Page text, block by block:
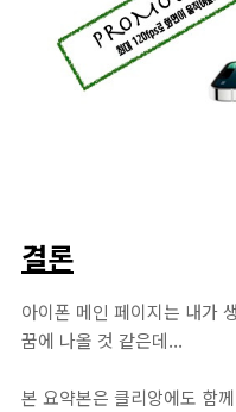
결론
아이폰 메인 페이지는 내가
꿈에 나올 것 같은데...
본 요약본은 클리앙에도 함